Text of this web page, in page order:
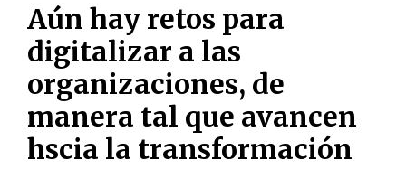
Aún hay retos para
digitalizar a las
organizaciones, de
manera tal que avancen
hscia la transformación